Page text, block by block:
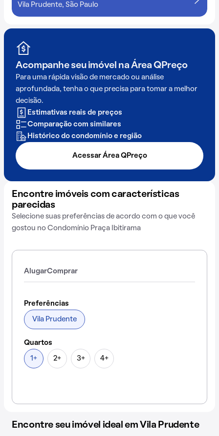
Vila Prudente, São Paulo
Acompanhe seu imóvel na Área QPreço
Para uma rápida visão de mercado ou análise
aprofundada, tenha o que precisa para tomar a melhor
decisão.
Estimativas reais de preços
Comparação com similares
Histórico do condomínio e região
Acessar Área QPreço
Encontre imóveis com características
parecidas
Selecione suas preferências de acordo com o que você
gostou no Condomínio Praça Ibitirama
AlugarComprar
Preferências
Vila Prudente
Quartos
1+ 2+ 3+ 4+
Encontre seu imóvel ideal em Vila Prudente